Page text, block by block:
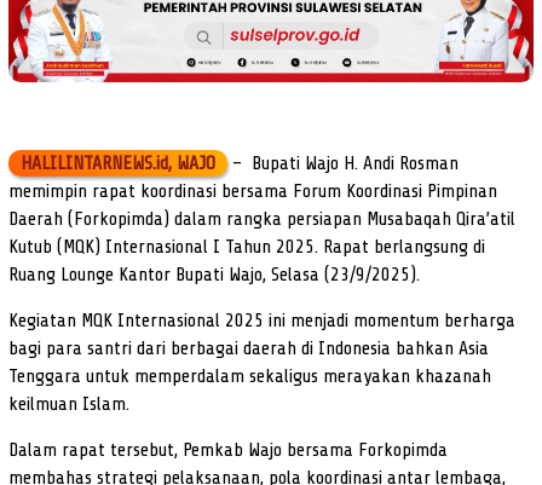
HALILINTARNEWS.id, WAJO – Bupati Wajo H. Andi Rosman
memimpin rapat koordinasi bersama Forum Koordinasi Pimpinan
Daerah (Forkopimda) dalam rangka persiapan Musabaqah Qira’atil
Kutub (MQK) Internasional I Tahun 2025. Rapat berlangsung di
Ruang Lounge Kantor Bupati Wajo, Selasa (23/9/2025).
Kegiatan MQK Internasional 2025 ini menjadi momentum berharga
bagi para santri dari berbagai daerah di Indonesia bahkan Asia
Tenggara untuk memperdalam sekaligus merayakan khazanah
keilmuan Islam.
Dalam rapat tersebut, Pemkab Wajo bersama Forkopimda
membahas strategi pelaksanaan, pola koordinasi antar lembaga,